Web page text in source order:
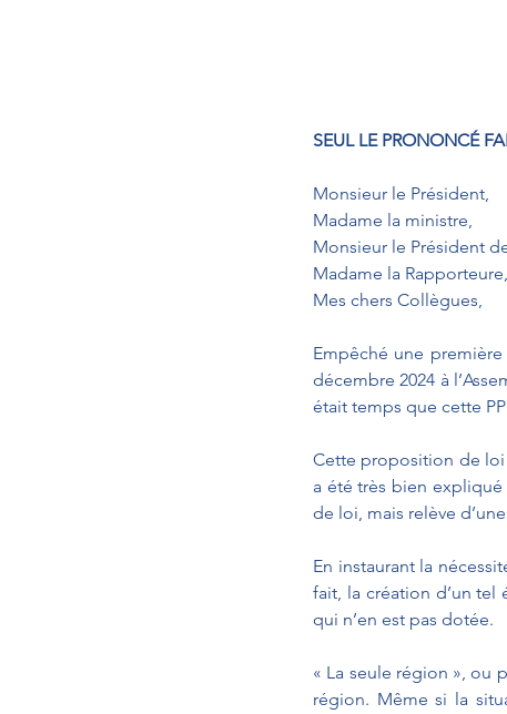
SEUL LE PRONONCÉ
Monsieur le Président,
Madame la ministre,
Monsieur le Président
Madame la Rapporteure,
Mes chers Collègues,
Empêché une
décembre 2024 à
était temps que cette
Cette proposition de loi
a été très bien expliqué
de loi, mais relève
En instaurant la
fait, la création d’un tel
qui n’en est pas dotée.
« La seule région », ou
région. Même si la